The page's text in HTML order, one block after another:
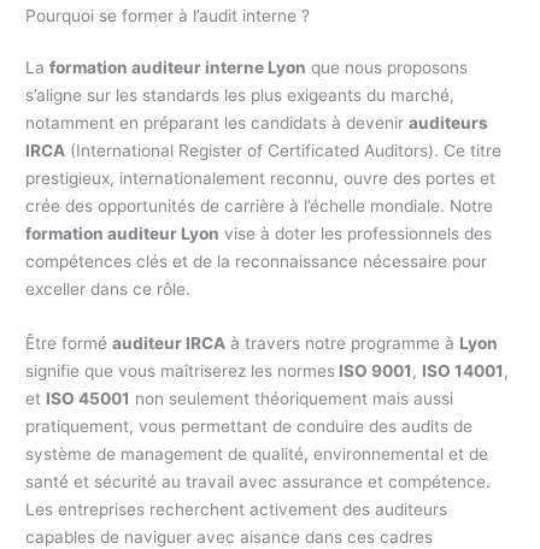
Pourquoi se former à l’audit interne ?
Laformation auditeur interne Lyon que nous proposons
s’aligne sur les standards les plus exigeants du marché,
notamment en préparant les candidats à devenirauditeurs
IRCA (International Register of Certificated Auditors). Ce titre
prestigieux, internationalement reconnu, ouvre des portes et
crée des opportunités de carrière à l’échelle mondiale. Notre
formation auditeur Lyon vise à doter les professionnels des
compétences clés et de la reconnaissance nécessaire pour
exceller dans ce rôle.
Être forméauditeur IRCA à travers notre programme à Lyon
signifie que vous maîtriserez les normes ISO 9001, ISO 14001,
et ISO 45001 non seulement théoriquement mais aussi
pratiquement, vous permettant de conduire des audits de
système de management de qualité, environnemental et de
santé et sécurité au travail avec assurance et compétence.
Les entreprises recherchent activement des auditeurs
capables de naviguer avec aisance dans ces cadres